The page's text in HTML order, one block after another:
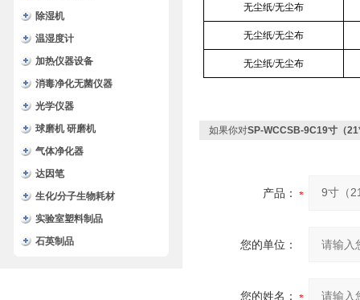
除湿机
温湿度计
加热仪器设备
消毒净化无菌仪器
光学仪器
球磨机 研磨机
气体净化器
达因笔
生化/分子生物耗材
实验室塑料制品
石英制品
无尘纸/无尘布
无尘纸/无尘布
无尘纸/无尘布
如果你对SP-WCCSB-9C19寸（
产品：
您的单位：
您的姓名：